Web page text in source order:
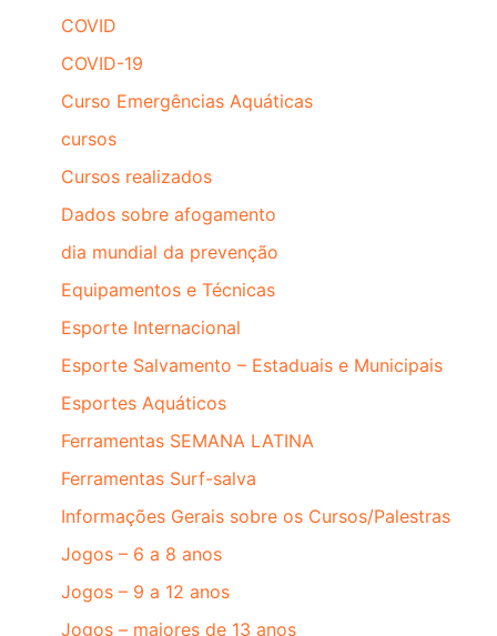
COVID
COVID-19
Curso Emergências Aquáticas
cursos
Cursos realizados
Dados sobre afogamento
dia mundial da prevenção
Equipamentos e Técnicas
Esporte Internacional
Esporte Salvamento – Estaduais e Municipais
Esportes Aquáticos
Ferramentas SEMANA LATINA
Ferramentas Surf-salva
Informações Gerais sobre os Cursos/Palestras
Jogos – 6 a 8 anos
Jogos – 9 a 12 anos
Jogos – maiores de 13 anos